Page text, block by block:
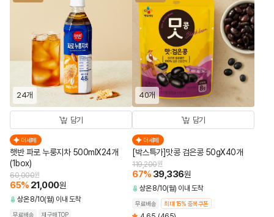
24개
담기
더세페
햇반 파로 누룽지차 500mlX24개
(1box)
60,000원
65% 21,000원
상온 8/10(월) 이내 도착
무료배송 재구매TOP
40개
담기
더세페
[박스특가]맛콩 검은콩 50gX40개
119,200원
67% 39,336원
상온 8/10(월) 이내 도착
무료배송 최대 15% 중복쿠폰